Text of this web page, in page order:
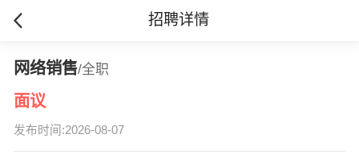
招聘详情
网络销售/全职
面议
发布时间:2026-08-07